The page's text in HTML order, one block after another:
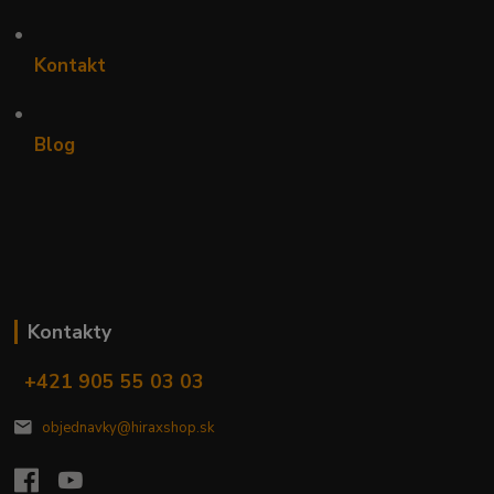
•
Kontakt
•
Blog
Kontakty
+421 905 55 03 03
objednavky@hiraxshop.sk